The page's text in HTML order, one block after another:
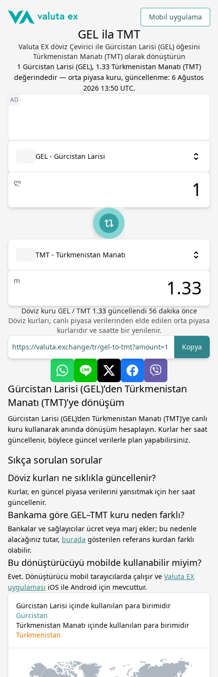
Mobil uygulama
GEL ila TMT
Valuta EX döviz Çevirici ile Gürcistan Larisi (GEL) öğesini
Türkmenistan Manatı (TMT) olarak dönüştürün
1 Gürcistan Larisi (GEL), 1.33 Türkmenistan Manatı (TMT)
değerindedir — orta piyasa kuru, güncellenme: 6 Ağustos
2026 13:50 UTC.
GEL - Gürcistan Larisi
ლ
TMT - Türkmenistan Manatı
m
Döviz kuru GEL/ TMT 1.33 güncellendi 56 dakika önce
Döviz kurları, canlı piyasa verilerinden elde edilen orta piyasa
kurlarıdır ve saatte bir yenilenir.
https://valuta.exchange/tr/gel-to-tmt?amount=1
Kopya
Gürcistan Larisi (GEL)’den Türkmenistan
Manatı (TMT)’ye dönüşüm
Gürcistan Larisi (GEL)’den Türkmenistan Manatı (TMT)’ye canlı
kuru kullanarak anında dönüşüm hesaplayın. Kurlar her saat
güncellenir, böylece güncel verilerle plan yapabilirsiniz.
Sıkça sorulan sorular
Döviz kurları ne sıklıkla güncellenir?
Kurlar, en güncel piyasa verilerini yansıtmak için her saat
güncellenir.
Bankama göre GEL–TMT kuru neden farklı?
Bankalar ve sağlayıcılar ücret veya marj ekler; bu nedenle
alacağınız tutar, burada gösterilen referans kurdan farklı
olabilir.
Bu dönüştürücüyü mobilde kullanabilir miyim?
Evet. Dönüştürücü mobil tarayıcılarda çalışır ve Valuta EX
uygulaması iOS ile Android için mevcuttur.
Gürcistan Larisi içinde kullanılan para birimidir
Gürcistan
Türkmenistan Manatı içinde kullanılan para birimidir
Türkmenistan